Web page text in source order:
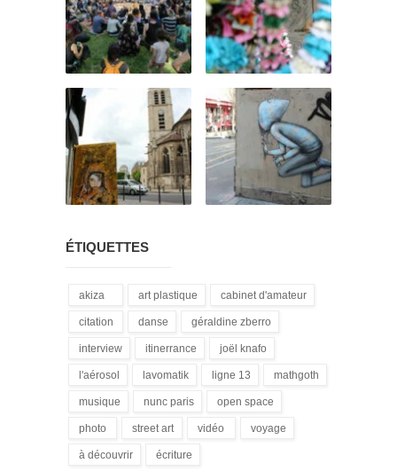
ÉTIQUETTES
akiza
(21)
art plastique
cabinet d'amateur
(12)
citation
(18)
danse
(1)
géraldine zberro
interview
(15)
itinerrance
joël knafo
(3)
l'aérosol
(14)
lavomatik
ligne 13
mathgoth
musique
(13)
nunc paris
(5)
open space
photo
(3)
street art
(172)
vidéo
voyage
à découvrir
écriture